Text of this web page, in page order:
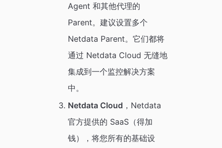
Agent 和其他代理的
Parent。建议设置多个
Netdata Parent。它们都将
通过 Netdata Cloud 无缝地
集成到一个监控解决方案
中。
Netdata Cloud ，Netdata
官方提供的 SaaS（得加
钱），将您所有的基础设